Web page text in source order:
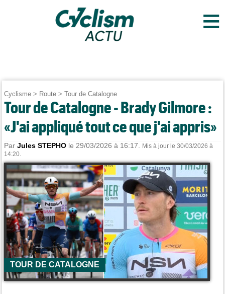
≡
Cyclisme > Route >Tour de Catalogne
Tour de Catalogne - Brady Gilmore :
«J'ai appliqué tout ce que j'ai appris»
ParJules STEPHO le 29/03/2026 à 16:17.
Mis à jour le 30/03/2026 à
14:20.
TOUR DE CATALOGNE